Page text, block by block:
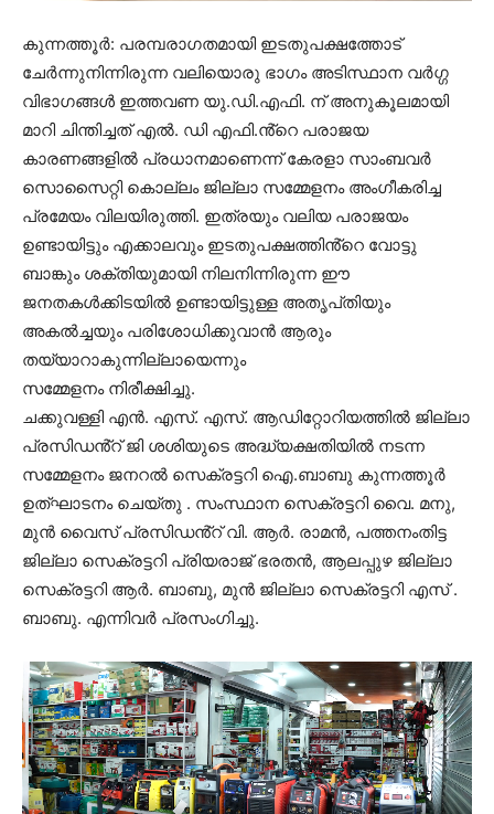
കുന്നത്തൂർ: പരമ്പരാഗതമായി ഇടതുപക്ഷത്തോട്
ചേർന്നുനിന്നിരുന്ന വലിയൊരു ഭാഗം അടിസ്ഥാന വർഗ്ഗ
വിഭാഗങ്ങൾ ഇത്തവണ യു.ഡി.എഫി. ന് അനുകൂലമായി
മാറി ചിന്തിച്ചത് എൽ. ഡി എഫി.ൻ്റെ പരാജയ
കാരണങ്ങളിൽ പ്രധാനമാണെന്ന് കേരളാ സാംബവർ
സൊസൈറ്റി കൊല്ലം ജില്ലാ സമ്മേളനം അംഗീകരിച്ച
പ്രമേയം വിലയിരുത്തി. ഇത്രയും വലിയ പരാജയം
ഉണ്ടായിട്ടും എക്കാലവും ഇടതുപക്ഷത്തിൻ്റെ വോട്ടു
ബാങ്കും ശക്തിയുമായി നിലനിന്നിരുന്ന ഈ
ജനതകൾക്കിടയിൽ ഉണ്ടായിട്ടുള്ള അതൃപ്‌തിയും
അകൽച്ചയും പരിശോധിക്കുവാൻ ആരും
തയ്യാറാകുന്നില്ലായെന്നും
സമ്മേളനം നിരീക്ഷിച്ചു.
ചക്കുവള്ളി എൻ. എസ്. എസ്. ആഡിറ്റോറിയത്തിൽ ജില്ലാ
പ്രസിഡൻ്റ് ജി ശശിയുടെ അദ്ധ്യക്ഷതിയിൽ നടന്ന
സമ്മേളനം ജനറൽ സെക്രട്ടറി ഐ.ബാബു കുന്നത്തൂർ
ഉത്ഘാടനം ചെയ്തു . സംസ്ഥാന സെക്രട്ടറി വൈ. മനു,
മുൻ വൈസ് പ്രസിഡൻ്റ് വി. ആർ. രാമൻ, പത്തനംതിട്ട
ജില്ലാ സെക്രട്ടറി പ്രിയരാജ് ഭരതൻ, ആലപ്പുഴ ജില്ലാ
സെക്രട്ടറി ആർ. ബാബു, മുൻ ജില്ലാ സെക്രട്ടറി എസ് .
ബാബു. എന്നിവർ പ്രസംഗിച്ചു.